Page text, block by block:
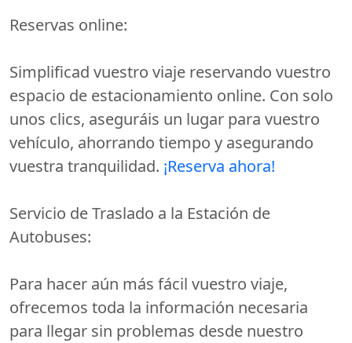
Reservas online:
Simplificad vuestro viaje reservando vuestro
espacio de estacionamiento online. Con solo
unos clics, aseguráis un lugar para vuestro
vehículo, ahorrando tiempo y asegurando
vuestra tranquilidad. ¡Reserva ahora!
Servicio de Traslado a la Estación de
Autobuses:
Para hacer aún más fácil vuestro viaje,
ofrecemos toda la información necesaria
para llegar sin problemas desde nuestro